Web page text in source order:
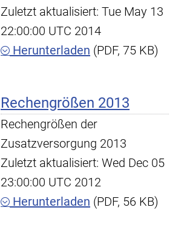
Zuletzt aktualisiert: Tue May 13
22:00:00 UTC 2014
Herunterladen (PDF, 75 KB)
Rechengrößen 2013
Rechengrößen der
Zusatzversorgung 2013
Zuletzt aktualisiert: Wed Dec 05
23:00:00 UTC 2012
Herunterladen (PDF, 56 KB)